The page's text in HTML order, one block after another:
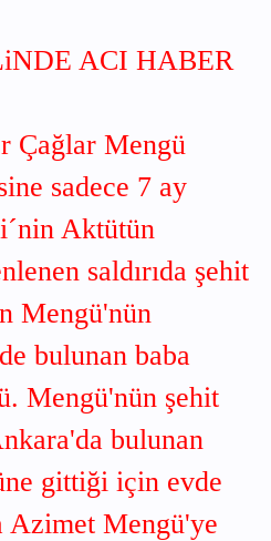
ACI HABER
Çağlar Mengü
sadece 7 ay
Aktütün
saldırıda şehit
Mengü'nün
bulunan baba
Mengü'nün şehit
bulunan
gittiği için evde
Azimet Mengü'ye